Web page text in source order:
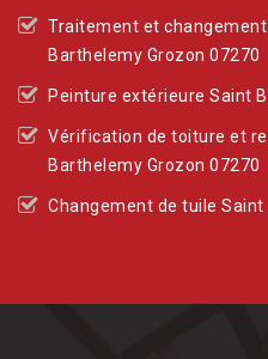
Traitement et
Barthelemy Grozon 07270
Peinture extérieure Saint
Vérification de toiture et
Barthelemy Grozon 07270
Changement de tuile